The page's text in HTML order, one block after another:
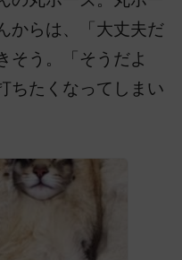
からは、「大丈夫だ
そう。「そうだよ
ちたくなってしまい